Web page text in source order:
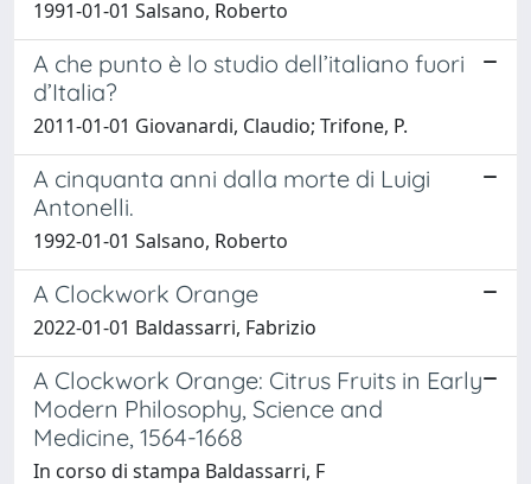
1991-01-01 Salsano, Roberto
A che punto è lo studio dell’italiano fuori
d’Italia?
2011-01-01 Giovanardi, Claudio; Trifone, P.
A cinquanta anni dalla morte di Luigi
Antonelli.
1992-01-01 Salsano, Roberto
A Clockwork Orange
2022-01-01 Baldassarri, Fabrizio
A Clockwork Orange: Citrus Fruits in Early
Modern Philosophy, Science and
Medicine, 1564-1668
In corso di stampa Baldassarri, F